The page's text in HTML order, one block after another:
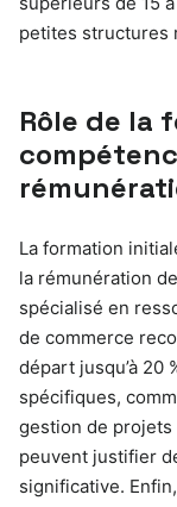
petites structures
Rôle de la
La formation
la rémunération
spécialisé en
de commerce
départ jusqu’à 20
spécifiques,
gestion de
peuvent justifier
significative.